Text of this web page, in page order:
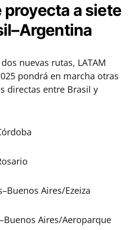
proyecta a siete
nuevas rutas, LATAM
pondrá en marcha otras
directas entre Brasil y
Aires/Ezeiza
Aires/Aeroparque